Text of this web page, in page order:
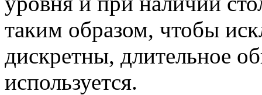
таким образом, чтобы
дискретны, длительное
используется.